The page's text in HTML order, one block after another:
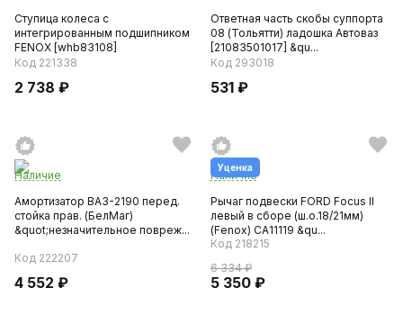
Ступица колеса с
интегрированным подшипником
FENOX [whb83108]
&quot;витринный...
Код 221338
2 738 ₽
Ответная часть скобы суппорта
08 (Тольятти) ладошка Автоваз
[21083501017] &qu...
Код 293018
531 ₽
Наличие
Амортизатор ВАЗ-2190 перед.
стойка прав. (БелМаг)
&quot;незначительное повреж...
Код 222207
4 552 ₽
Уценка
Наличие
Рычаг подвески FORD Focus II
левый в сборе (ш.о.18/21мм)
(Fenox) CA11119 &qu...
Код 218215
6 334 ₽
5 350 ₽